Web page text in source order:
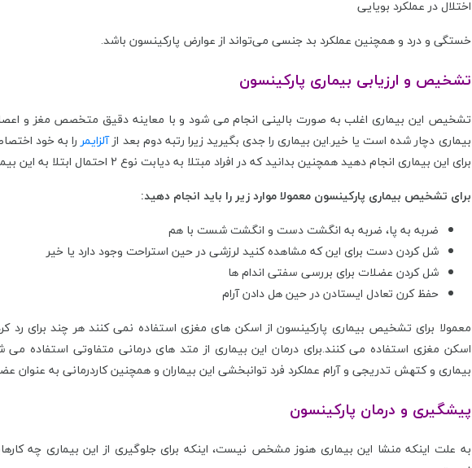
اختلال در عملکرد بویایی
خستگی و درد و همچنین عملکرد بد جنسی می‌تواند از عوارض پارکینسون باشد.
تشخیص و ارزیابی بیماری پارکینسون
تشخیص این بیماری اغلب به صورت بالینی انجام می شود و با معاینه دقیق متخصص مغز و
بیماری دچار شده است یا خیر.این بیماری را جدی بگیرید زیرا رتبه دوم بعد ازآلزایمررا به خود
برای این بیماری انجام دهید همچنین بدانید که در افراد مبتلا به دیابت نوع 2 احتمال ابتلا به این بیماری زیاد تر می باشد.
برای تشخیص بیماری پارکینسون معمولا موارد زیر را باید انجام دهید:
ضربه به پا، ضربه به انگشت دست و انگشت شست با هم
شل کردن دست برای این که مشاهده کنید لرزشی در حین استراحت وجود دارد یا خیر
شل کردن عضلات برای بررسی سفتی اندام ها
حفظ کرن تعادل ایستادن در حین هل دادن آرام
معمولا برای تشخیص بیماری پارکینسون از اسکن های مغزی استفاده نمی کنند هر چند برای رد
اسکن مغزی استفاده می کنند.برای درمان این بیماری از متد های درمانی متفاوتی استفاده
بیماری و کتهش تدریجی و آرام عملکرد فرد توانبخشی این بیماران و همچنین کاردرمانی به عنوان
پیشگیری و درمان پارکینسون
به علت اینکه منشا این بیماری هنوز مشخص نیست، اینکه برای جلوگیری از این بیماری چه